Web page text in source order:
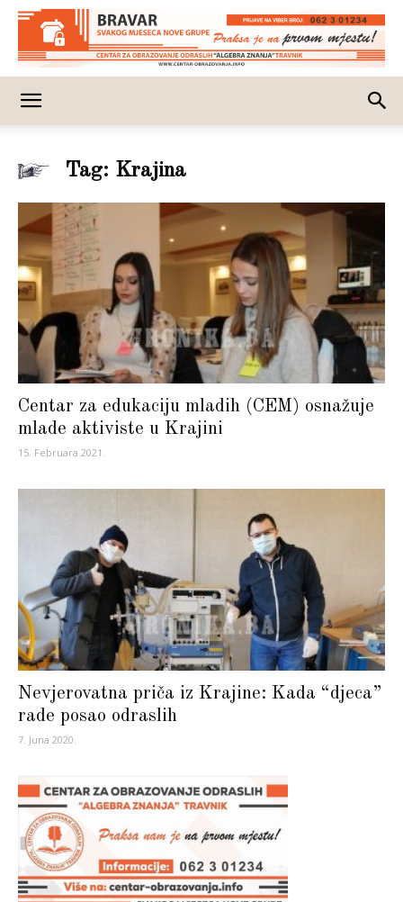
Tag: Krajina
Centar za edukaciju mladih (CEM) osnažuje
mlade aktiviste u Krajini
15. Februara 2021.
Nevjerovatna priča iz Krajine: Kada “djeca”
rade posao odraslih
7. Juna 2020.